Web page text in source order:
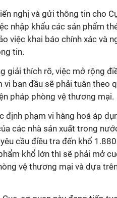
nghị và gửi thông tin cho
nhập khẩu các sản phẩm
việc khai báo chính xác và
tin.
giải thích rõ, việc mở rộng
vi ban đầu sẽ phải tuân theo
pháp phòng vệ thương mại.
định phạm vi hàng hoá áp
các nhà sản xuất trong
cầu điều tra đến khổ
khổ lớn thì sẽ phải mở
vệ thương mại và dựa